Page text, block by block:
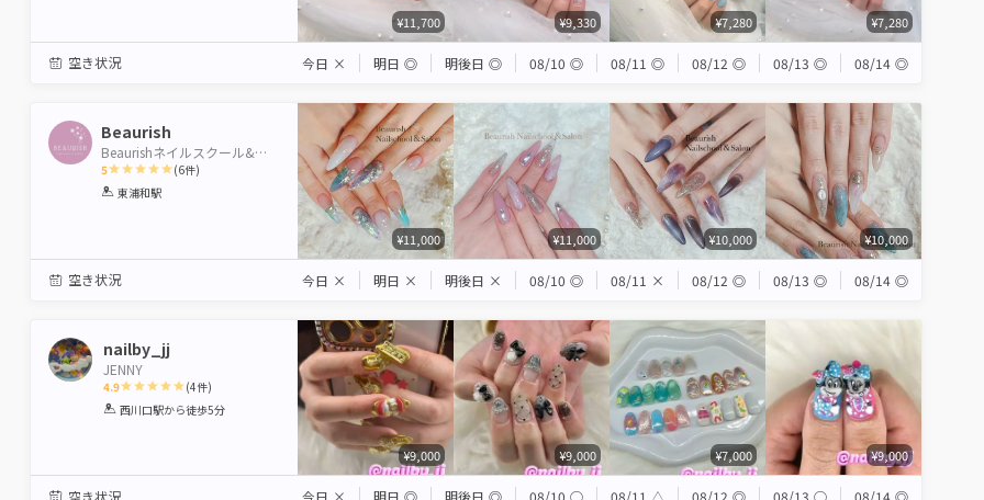
¥11,700 ¥9,330 ¥7,280 ¥7,280
空き状況 今日 × 明日 ◎ 明後日 ◎ 08/10 ◎ 08/11 ◎ 08/12 ◎ 08/13 ◎ 08/14 ◎
Beaurish
Beaurishネイルスクール&サロン
5
1 2 3 4 5
(6件)
東浦和駅
¥11,000 ¥11,000 ¥10,000 ¥10,000
空き状況 今日 × 明日 × 明後日 × 08/10 ◎ 08/11 × 08/12 ◎ 08/13 ◎ 08/14 ◎
nailby_jj
JENNY
4.9
1 2 3 4 5
(4件)
西川口駅から徒歩5分
¥9,000 ¥9,000 ¥7,000 ¥9,000
空き状況